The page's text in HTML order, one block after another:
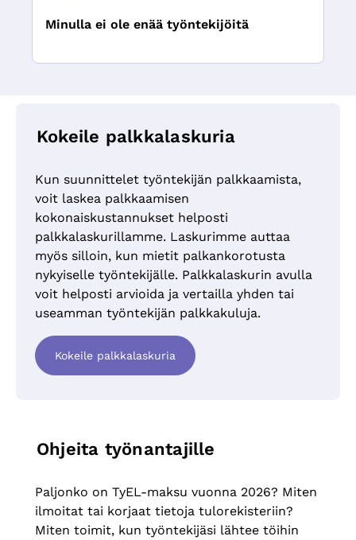
Minulla ei ole enää työntekijöitä
Kokeile palkkalaskuria
Kun suunnittelet työntekijän palkkaamista,
voit laskea palkkaamisen
kokonaiskustannukset helposti
palkkalaskurillamme. Laskurimme auttaa
myös silloin, kun mietit palkankorotusta
nykyiselle työntekijälle. Palkkalaskurin avulla
voit helposti arvioida ja vertailla yhden tai
useamman työntekijän palkkakuluja.
Kokeile palkkalaskuria
Ohjeita työnantajille
Paljonko on TyEL-maksu vuonna 2026? Miten
ilmoitat tai korjaat tietoja tulorekisteriin?
Miten toimit, kun työntekijäsi lähtee töihin